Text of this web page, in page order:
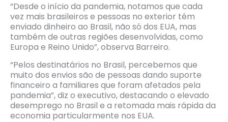
“Desde o início da pandemia, notamos que cada
vez mais brasileiros e pessoas no exterior têm
enviado dinheiro ao Brasil, não só dos EUA, mas
também de outras regiões desenvolvidas, como
Europa e Reino Unido”, observa Barreiro.
“Pelos destinatários no Brasil, percebemos que
muito dos envios são de pessoas dando suporte
financeiro a familiares que foram afetados pela
pandemia”, diz o executivo, destacando o elevado
desemprego no Brasil e a retomada mais rápida da
economia particularmente nos EUA.